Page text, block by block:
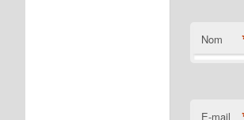
Nom
E-mail